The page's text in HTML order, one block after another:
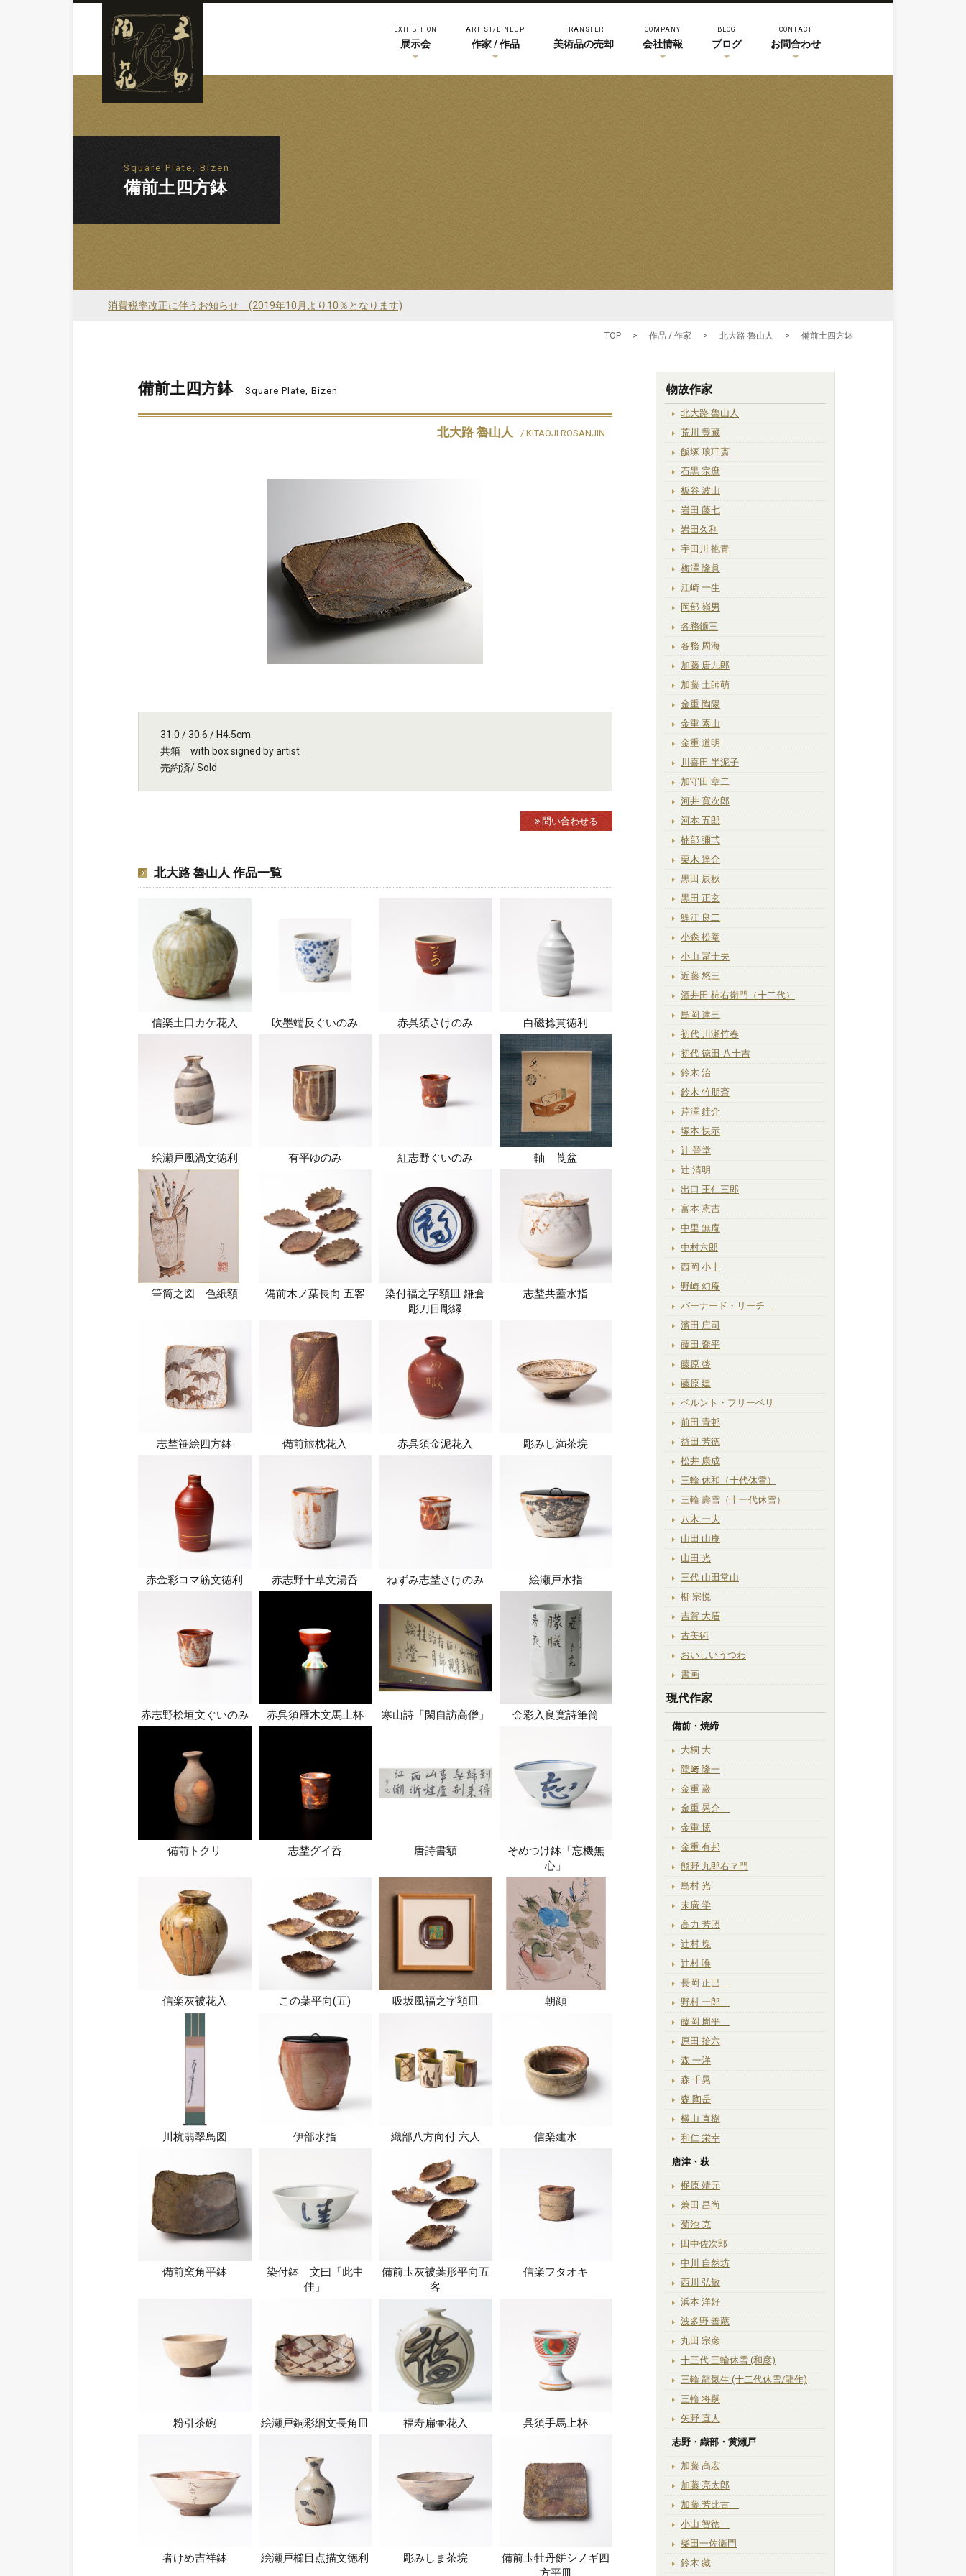
EXHIBITION
展示会
ARTIST/LINEUP
作家 / 作品
TRANSFER
美術品の売却
COMPANY
会社情報
BLOG
ブログ
CONTACT
お問合わせ
Square Plate, Bizen
備前土四方鉢
消費税率改正に伴うお知らせ (2019年10月より10％となります)
TOP > 作品 / 作家 > 北大路 魯山人 > 備前土四方鉢
備前土四方鉢 Square Plate, Bizen
北大路 魯山人 / KITAOJI ROSANJIN
31.0 / 30.6 / H4.5cm
共箱 with box signed by artist
売約済/ Sold
問い合わせる
北大路 魯山人 作品一覧
信楽土口カケ花入 吹墨端反ぐいのみ 赤呉須さけのみ 白磁捻貫徳利
絵瀬戸風渦文徳利 有平ゆのみ 紅志野ぐいのみ 軸 莨盆
筆筒之図 色紙額 備前木ノ葉長向 五客
染付福之字額皿 鎌倉
彫刀目彫縁
志埜共蓋水指
志埜笹絵四方鉢 備前旅枕花入 赤呉須金泥花入 彫みし満茶垸
赤金彩コマ筋文徳利 赤志野十草文湯呑 ねずみ志埜さけのみ 絵瀬戸水指
赤志野桧垣文ぐいのみ 赤呉須雁木文馬上杯 寒山詩「閑自訪高僧」 金彩入良寛詩筆筒
備前トクリ 志埜グイ呑 唐詩書額
そめつけ鉢「忘機無
心」
信楽灰被花入 この葉平向(五) 吸坂風福之字額皿 朝顔
川杭翡翠鳥図 伊部水指 織部八方向付 六人 信楽建水
備前窯角平鉢
染付鉢 文曰「此中
佳」
備前圡灰被葉形平向五
客
信楽フタオキ
粉引茶碗 絵瀬戸銅彩網文長角皿 福寿扁壷花入 呉須手馬上杯
者けめ吉祥鉢 絵瀬戸櫛目点描文徳利 彫みしま茶垸
備前圡牡丹餅シノギ四
方平皿
物故作家
北大路 魯山人
荒川 豊藏
飯塚 琅玕斎
石黒 宗麿
板谷 波山
岩田 藤七
岩田久利
宇田川 抱青
梅澤 隆眞
江崎 一生
岡部 嶺男
各務鑛三
各務 周海
加藤 唐九郎
加藤 土師萌
金重 陶陽
金重 素山
金重 道明
川喜田 半泥子
加守田 章二
河井 寛次郎
河本 五郎
楠部 彌弌
栗木 達介
黒田 辰秋
黒田 正玄
鯉江 良二
小森 松菴
小山 冨士夫
近藤 悠三
酒井田 柿右衛門（十二代）
島岡 達三
初代 川瀬竹春
初代 徳田 八十吉
鈴木 治
鈴木 竹朋斎
芹澤 銈介
塚本 快示
辻 晉堂
辻 清明
出口 王仁三郎
富本 憲吉
中里 無庵
中村六郎
西岡 小十
野崎 幻庵
バーナード・リーチ
濱田 庄司
藤田 喬平
藤原 啓
藤原 建
ベルント・フリーベリ
前田 青邨
益田 芳徳
松井 康成
三輪 休和（十代休雪）
三輪 壽雪（十一代休雪）
八木 一夫
山田 山庵
山田 光
三代 山田常山
柳 宗悦
吉賀 大眉
古美術
おいしいうつわ
書画
現代作家
備前・焼締
大桐 大
隠﨑 隆一
金重 巌
金重 晃介
金重 愫
金重 有邦
熊野 九郎右ヱ門
島村 光
末廣 学
高力 芳照
辻村 塊
辻村 唯
長岡 正巳
野村 一郎
藤岡 周平
原田 拾六
森 一洋
森 千晃
森 陶岳
横山 直樹
和仁 栄幸
唐津・萩
梶原 靖元
兼田 昌尚
菊池 克
田中佐次郎
中川 自然坊
西川 弘敏
浜本 洋好
波多野 善蔵
丸田 宗彦
十三代 三輪休雪 (和彦)
三輪 龍氣生 (十二代休雪/龍作)
三輪 将嗣
矢野 直人
志野・織部・黄瀬戸
加藤 高宏
加藤 亮太郎
加藤 芳比古
小山 智徳
柴田一佐衛門
鈴木 藏